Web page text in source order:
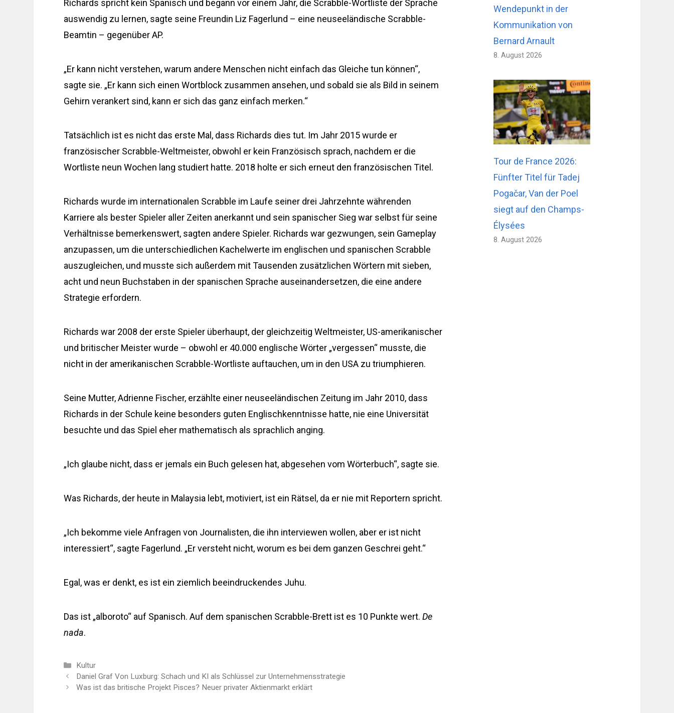
Richards spricht kein Spanisch und begann vor einem Jahr, die Scrabble-Wortliste der Sprache
auswendig zu lernen, sagte seine Freundin Liz Fagerlund – eine neuseeländische Scrabble-
Beamtin – gegenüber AP.
„Er kann nicht verstehen, warum andere Menschen nicht einfach das Gleiche tun können“,
sagte sie. „Er kann sich einen Wortblock zusammen ansehen, und sobald sie als Bild in seinem
Gehirn verankert sind, kann er sich das ganz einfach merken.“
Tatsächlich ist es nicht das erste Mal, dass Richards dies tut. Im Jahr 2015 wurde er
französischer Scrabble-Weltmeister, obwohl er kein Französisch sprach, nachdem er die
Wortliste neun Wochen lang studiert hatte. 2018 holte er sich erneut den französischen Titel.
Richards wurde im internationalen Scrabble im Laufe seiner drei Jahrzehnte währenden
Karriere als bester Spieler aller Zeiten anerkannt und sein spanischer Sieg war selbst für seine
Verhältnisse bemerkenswert, sagten andere Spieler. Richards war gezwungen, sein Gameplay
anzupassen, um die unterschiedlichen Kachelwerte im englischen und spanischen Scrabble
auszugleichen, und musste sich außerdem mit Tausenden zusätzlichen Wörtern mit sieben,
acht und neun Buchstaben in der spanischen Sprache auseinandersetzen, die eine andere
Strategie erfordern.
Richards war 2008 der erste Spieler überhaupt, der gleichzeitig Weltmeister, US-amerikanischer
und britischer Meister wurde – obwohl er 40.000 englische Wörter „vergessen“ musste, die
nicht in der amerikanischen Scrabble-Wortliste auftauchen, um in den USA zu triumphieren.
Seine Mutter, Adrienne Fischer, erzählte einer neuseeländischen Zeitung im Jahr 2010, dass
Richards in der Schule keine besonders guten Englischkenntnisse hatte, nie eine Universität
besuchte und das Spiel eher mathematisch als sprachlich anging.
„Ich glaube nicht, dass er jemals ein Buch gelesen hat, abgesehen vom Wörterbuch“, sagte sie.
Was Richards, der heute in Malaysia lebt, motiviert, ist ein Rätsel, da er nie mit Reportern spricht.
„Ich bekomme viele Anfragen von Journalisten, die ihn interviewen wollen, aber er ist nicht
interessiert“, sagte Fagerlund. „Er versteht nicht, worum es bei dem ganzen Geschrei geht.“
Egal, was er denkt, es ist ein ziemlich beeindruckendes Juhu.
Das ist „alboroto“ auf Spanisch. Auf dem spanischen Scrabble-Brett ist es 10 Punkte wert.De
nada.
Kategorien
Kultur
Daniel Graf Von Luxburg: Schach und KI als Schlüssel zur Unternehmensstrategie
Was ist das britische Projekt Pisces? Neuer privater Aktienmarkt erklärt
Wendepunkt in der
Kommunikation von
Bernard Arnault
8. August 2026
Tour de France 2026:
Fünfter Titel für Tadej
Pogačar, Van der Poel
siegt auf den Champs-
Élysées
8. August 2026